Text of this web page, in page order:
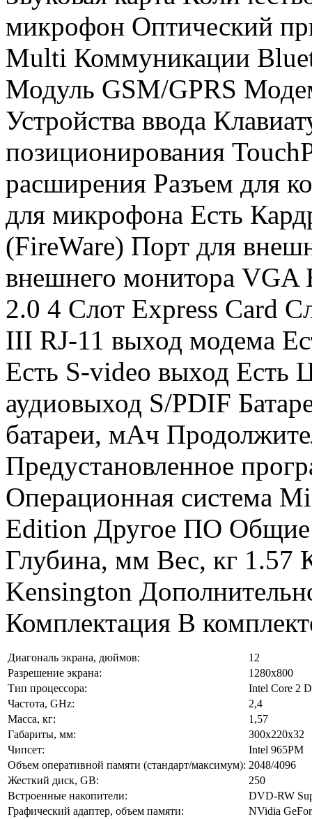
микрофон Оптический
Multi Коммуникации
Модуль GSM/GPRS
Устройства ввода
позиционирования
расширения Разъем для
для микрофона Есть
(FireWare) Порт для
внешнего монитора
2.0 4 Слот Express Card
III RJ-11 выход модема
Есть S-video выход Есть
аудиовыход S/PDIF
батареи, мАч
Предустановленное
Операционная система
Edition Другое ПО
Глубина, мм Вес, кг 1.57
Kensington
Комплектация В
Диагональ экрана, дюймов:
12
Разрешение экрана:
1280x800
Тип процессора:
Intel Core 2
Частота, GHz:
2,4
Масса, кг:
1,57
Габариты, мм:
300x220x32
Чипсет:
Intel 965PM
Объем оперативной памяти (стандарт/максимум): 2048/4096
Жесткий диск, GB:
250
Встроенные накопители:
DVD-RW
Графический адаптер, объем памяти:
NVidia